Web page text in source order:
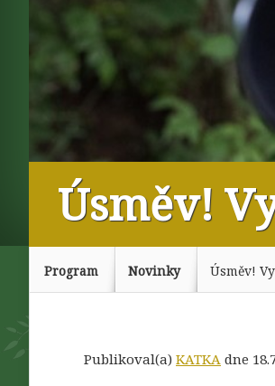
Úsměv!
Program Novinky Úsměv!
Publikoval(a) KATKA dne